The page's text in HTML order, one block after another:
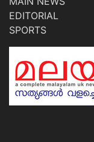
EDITORIAL
SPORTS